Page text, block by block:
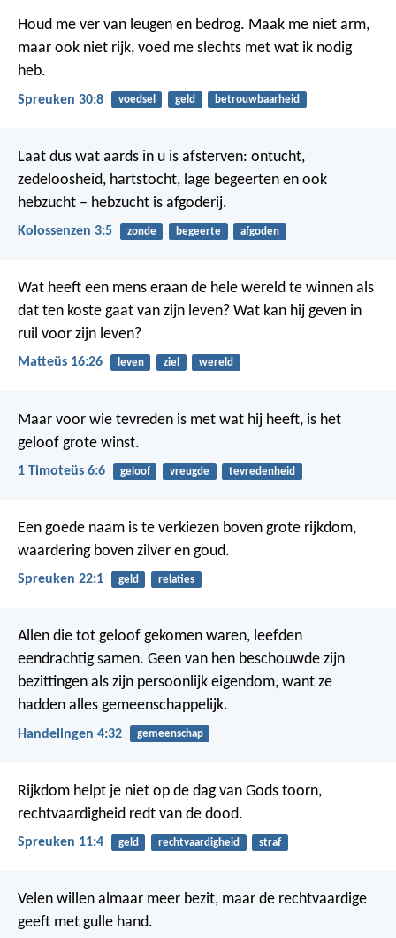
Houd me ver van leugen en bedrog. Maak me niet arm,
maar ook niet rijk, voed me slechts met wat ik nodig
heb.
Spreuken 30:8 voedsel geld betrouwbaarheid
Laat dus wat aards in u is afsterven: ontucht,
zedeloosheid, hartstocht, lage begeerten en ook
hebzucht – hebzucht is afgoderij.
Kolossenzen 3:5 zonde begeerte afgoden
Wat heeft een mens eraan de hele wereld te winnen als
dat ten koste gaat van zijn leven? Wat kan hij geven in
ruil voor zijn leven?
Matteüs 16:26 leven ziel wereld
Maar voor wie tevreden is met wat hij heeft, is het
geloof grote winst.
1 Timoteüs 6:6 geloof vreugde tevredenheid
Een goede naam is te verkiezen boven grote rijkdom,
waardering boven zilver en goud.
Spreuken 22:1 geld relaties
Allen die tot geloof gekomen waren, leefden
eendrachtig samen. Geen van hen beschouwde zijn
bezittingen als zijn persoonlijk eigendom, want ze
hadden alles gemeenschappelijk.
Handelingen 4:32 gemeenschap
Rijkdom helpt je niet op de dag van Gods toorn,
rechtvaardigheid redt van de dood.
Spreuken 11:4 geld rechtvaardigheid straf
Velen willen almaar meer bezit, maar de rechtvaardige
geeft met gulle hand.